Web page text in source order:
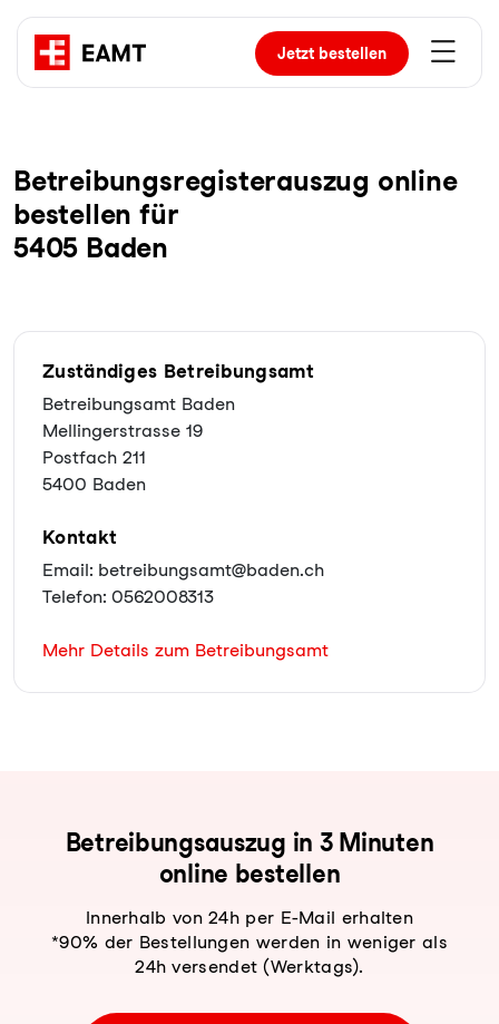
Jetztbestellen
Be­trei­bungs­re­gis­ter­aus­zug online
bestellen für
5405 Baden
Zuständiges Betreibungsamt
Betreibungsamt Baden
Mellingerstrasse 19
Postfach 211
5400 Baden
Kontakt
Email: betreibungsamt@baden.ch
Telefon: 0562008313
Mehr Details zum Betreibungsamt
Be­trei­bungs­aus­zug in 3 Minuten
online bestellen
Innerhalb von 24h per E-Mail erhalten
*90% der Bestellungen werden in weniger als
24h versendet (Werktags).